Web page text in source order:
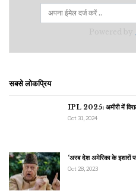
सबसे लोकप्रिय
IPL 2025: अमीरी में
Oct 31, 2024
‘अरब देश अमेरिका के इशारों
Oct 28, 2023